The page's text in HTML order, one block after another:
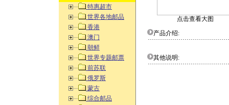
特惠超市
世界各地邮品
香港
澳门
朝鲜
世界专题邮票
前苏联
俄罗斯
蒙古
综合邮品
点击查看大图
产品介绍:
其他说明: